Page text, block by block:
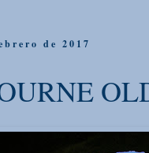
de 2017